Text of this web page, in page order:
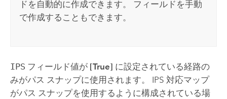
ドを自動的に作成できます。 フィールドを手動
で作成することもできます。
IPS フィールド値が [True] に設定されている経路の
みがパス スナップに使用されます。 IPS 対応マップ
がパス スナップを使用するように構成されている場